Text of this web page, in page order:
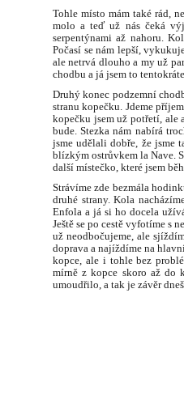
Tohle místo mám také rád,
molo a teď už nás čeká
serpentýnami až nahoru.
Počasí se nám lepší,
ale netrvá dlouho a my už
chodbu a já jsem to
Druhý konec podzemní
stranu kopečku. Jdeme
kopečku jsem už potřetí, ale
bude. Stezka nám nabírá
jsme udělali dobře, že jsme
blízkým ostrůvkem la Nave.
další místečko, které jsem
Strávíme zde bezmála
druhé strany. Kola
Enfola a já si ho docela
Ještě se po cestě vyfotíme s
už neodbočujeme, ale
doprava a najíždíme na
kopce, ale i tohle bez
mírně z kopce skoro až do
umoudřilo, a tak je závěr